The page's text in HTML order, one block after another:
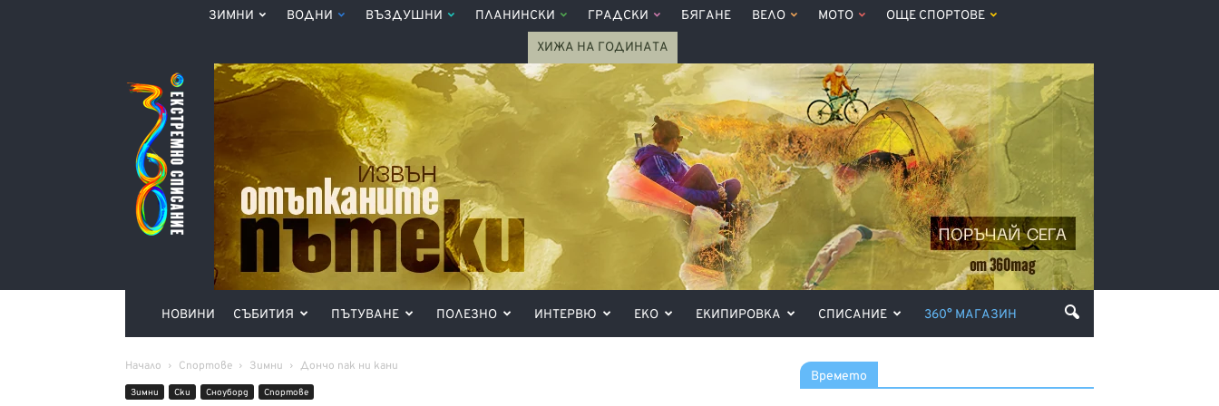
ЗИМНИ ВОДНИ ВЪЗДУШНИ ПЛАНИНСКИ ГРАДСКИ БЯГАНЕ ВЕЛО МОТО ОЩЕ СПОРТОВЕ
ХИЖА НА ГОДИНАТА
Списание
360°
НОВИНИ СЪБИТИЯ ПЪТУВАНЕ ПОЛЕЗНО ИНТЕРВЮ ЕКО ЕКИПИРОВКА СПИСАНИЕ 360° МАГАЗИН
Начало Спортове Зимни Дончо пак ни кани
Зимни Ски Сноуборд Спортове
Времето